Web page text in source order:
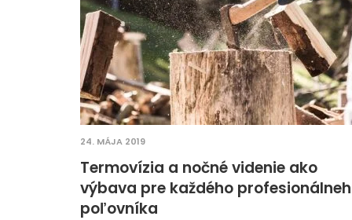
24. MÁJA 2019
Termovízia a nočné videnie ako
výbava pre každého
poľovníka